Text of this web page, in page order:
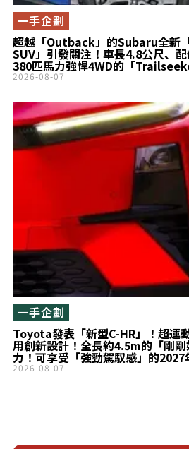
超越「Outback」的Subaru全新
SUV」引發關注！車長4.8公尺、
380匹馬力強悍4WD的「
車？
一手企劃
2026-08-07
Toyota發表「新型C-HR」！超運
用創新設計！全長約4.5m的「剛
力！可享受「強勁駕馭感」的2027
一手企劃
2026-08-07